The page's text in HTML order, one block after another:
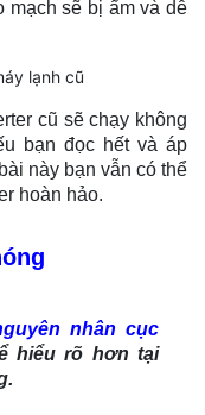
mạch sẽ bị ẩm và dễ
cũ sẽ chạy không
bạn đọc hết và áp
này bạn vẫn có thể
hoàn hảo.
nhân cục
hiểu rõ hơn tại